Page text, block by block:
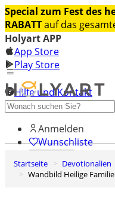
Special zum Fest des
RABATTauf das
Holyart APP
App Store
Play Store
Hilfe und Kontakt
Entdecken Sie Premium
Anmelden
Wunschliste
0
Warenkorb
Startseite Devotionalien
Wandbild Heilige